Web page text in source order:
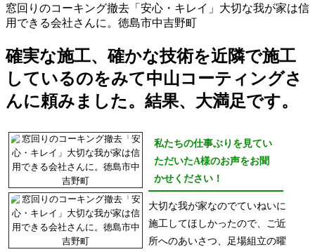
窓回りのコーキング撤去「安心・キレイ」大切な我が家は信
用できる会社さんに。徳島市中吉野町
確実な施工、確かな技術を近隣で施工
しているのをみて中山コーティングさ
んに頼みました。結果、大満足です。
私たちの仕事ぶりを見てい
ただいたA様のお声をお聞
かせください！
大切な我が家なのでていねいに
施工してほしかったので、ご近
所へのあいさつ、足場組立の曜